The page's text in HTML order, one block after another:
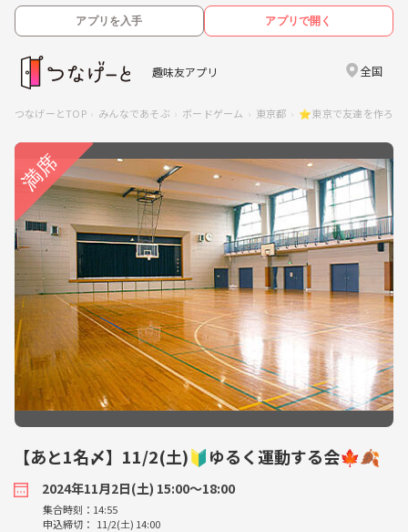
アプリを入手 アプリで開く
趣味友アプリ 全国
つなげーとTOP みんなであそぶ ボードゲーム 東京都 ⭐️東京で友達を作ろ
【あと1名〆】11/2(土)🔰ゆるく運動する会🍁🍂
2024年11月2日(土) 15:00〜18:00
集合時刻：14:55
申込締切： 11/2(土) 14:00